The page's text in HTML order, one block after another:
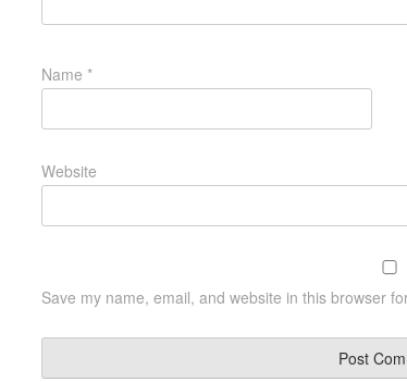
Name *
Website
Save my name, email, and website in this browser